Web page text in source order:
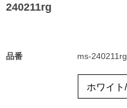
240211rg
品番 ms-240211rg